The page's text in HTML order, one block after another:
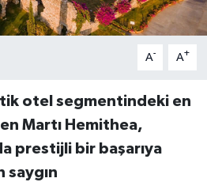
A- A+
otel segmentindeki en
Martı Hemithea,
prestijli bir başarıya
saygın